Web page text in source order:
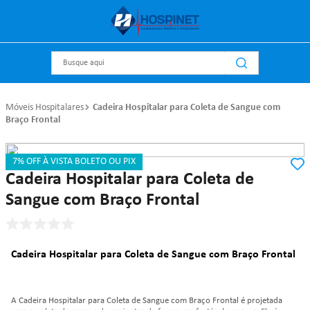
Móveis Hospitalares
Cadeira Hospitalar para Coleta de Sangue com
Braço Frontal
7% OFF À VISTA BOLETO OU PIX
Referência :p6060 Metal Solution
Cadeira Hospitalar para Coleta de
Sangue com Braço Frontal
Cadeira Hospitalar para Coleta de Sangue com Braço Frontal
A Cadeira Hospitalar para Coleta de Sangue com Braço Frontal é projetada